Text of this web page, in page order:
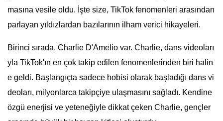
masına vesile oldu. İşte size, TikTok fenomenleri arasından
parlayan yıldızlardan bazılarının ilham verici hikayeleri.
Birinci sırada, Charlie D'Amelio var. Charlie, dans videoları
yla TikTok'ın en çok takip edilen fenomenlerinden biri halin
e geldi. Başlangıçta sadece hobisi olarak başladığı dans vi
deoları, milyonlarca takipçiye ulaşmasını sağladı. Kendine
özgü enerjisi ve yeteneğiyle dikkat çeken Charlie, gençler